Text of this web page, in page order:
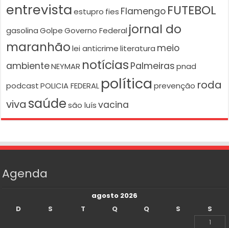
entrevista estupro fies Flamengo FUTEBOL
gasolina Golpe Governo Federal jornal do
maranhão lei anticrime literatura meio
ambienteNEYMAR notícias Palmeiras pnad
podcast POLICIA FEDERAL política prevenção roda
viva saúde são luís vacina
Agenda
agosto 2026
D
S T Q Q S
S
1